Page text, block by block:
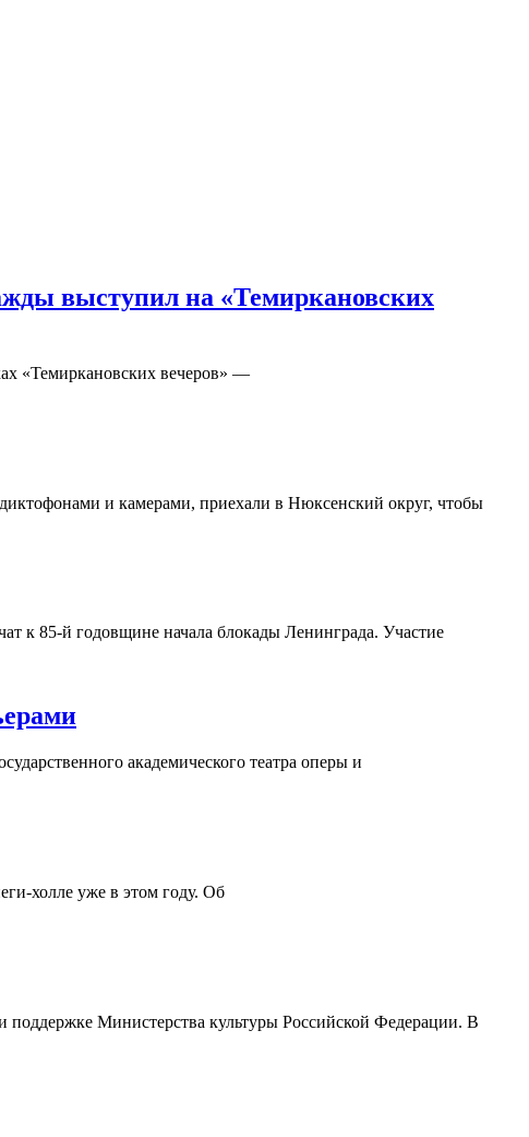
выступил на «Темиркановских
«Темиркановских вечеров» —
и камерами, приехали в Нюксенский округ, чтобы
к 85-й годовщине начала блокады Ленинграда. Участие
академического театра оперы и
холле уже в этом году. Об
поддержке Министерства культуры Российской Федерации. В